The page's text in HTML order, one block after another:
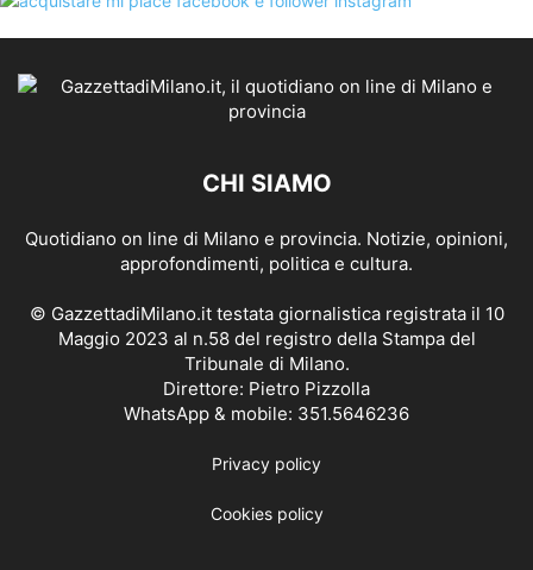
CHI SIAMO
Quotidiano on line di Milano e provincia. Notizie, opinioni,
approfondimenti, politica e cultura.
© GazzettadiMilano.it testata giornalistica registrata il 10
Maggio 2023 al n.58 del registro della Stampa del
Tribunale di Milano.
Direttore: Pietro Pizzolla
WhatsApp & mobile: 351.5646236
Privacy policy
Cookies policy